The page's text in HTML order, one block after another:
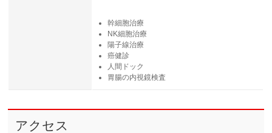
幹細胞治療
NK細胞治療
陽子線治療
癌健診
人間ドック
胃腸の内視鏡検査
アクセス